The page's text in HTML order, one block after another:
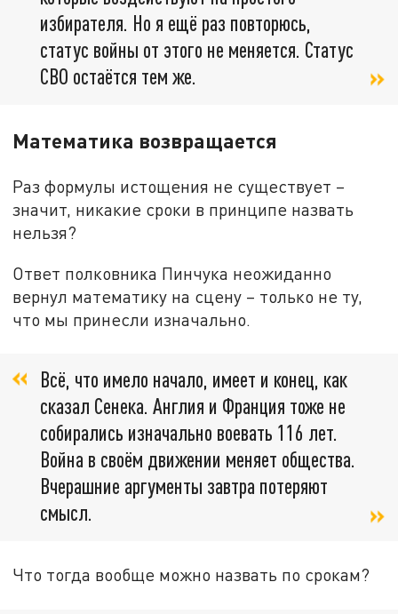
избирателя. Но я ещё раз повторюсь,
статус войны от этого не меняется. Статус
СВО остаётся тем же.
Математика возвращается
Раз формулы истощения не существует –
значит, никакие сроки в принципе назвать
нельзя?
Ответ полковника Пинчука неожиданно
вернул математику на сцену – только не ту,
что мы принесли изначально.
Всё, что имело начало, имеет и конец, как
сказал Сенека. Англия и Франция тоже не
собирались изначально воевать 116 лет.
Война в своём движении меняет общества.
Вчерашние аргументы завтра потеряют
смысл.
Что тогда вообще можно назвать по срокам?